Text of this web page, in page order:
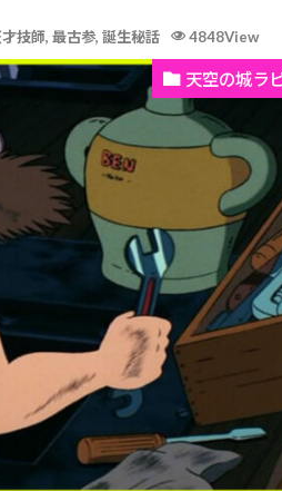
技師, 最古参, 誕生秘話 4848View
天空の城ラ